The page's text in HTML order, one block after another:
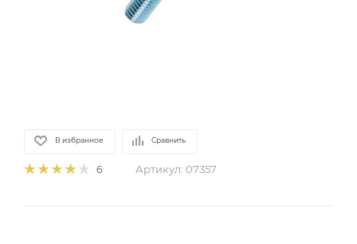
В избранное Сравнить
6 Артикул: 07357